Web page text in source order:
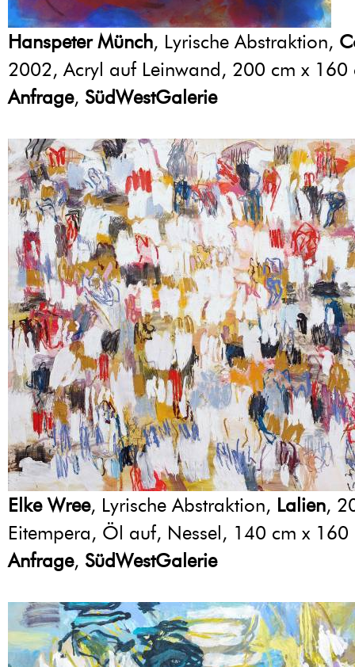
Hanspeter Münch, Lyrische Abstraktion,
2002, Acryl auf Leinwand, 200 cm x
Anfrage, SüdWestGalerie
Elke Wree, Lyrische Abstraktion, Lalien,
Eitempera, Öl auf, Nessel, 140 cm x
Anfrage, SüdWestGalerie